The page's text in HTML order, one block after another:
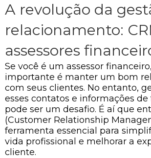
A revolução da
relacionamento:
assessores
Se você é um assessor
importante é manter um bom
com seus clientes. No entanto,
esses contatos e informações
pode ser um desafio. É aí que
(Customer Relationship
ferramenta essencial para
vida profissional e melhorar a
cliente.